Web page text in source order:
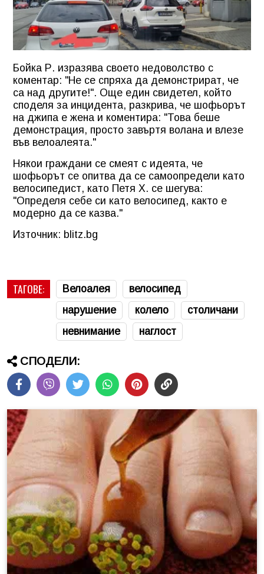
Бойка Р. изразява своето недоволство с
коментар: "Не се спряха да демонстрират, че
са над другите!". Още един свидетел, който
споделя за инцидента, разкрива, че шофьорът
на джипа е жена и коментира: "Това беше
демонстрация, просто завъртя волана и влезе
във велоалеята."
Някои граждани се смеят с идеята, че
шофьорът се опитва да се самоопредели като
велосипедист, като Петя Х. се шегува:
"Определя себе си като велосипед, както е
модерно да се казва."
Източник: blitz.bg
ТАГОВЕ: Велоалея
велосипед
нарушение
колело
столичани
невнимание
наглост
СПОДЕЛИ: